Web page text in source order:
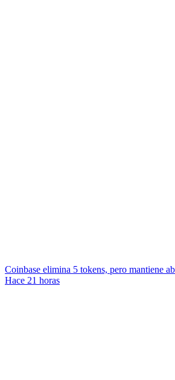
Coinbase elimina 5 tokens, pero mantiene
Hace 21 horas